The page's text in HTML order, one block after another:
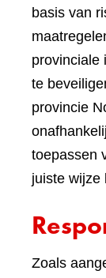
basis van
provinciale
te
provincie
toepassen
juiste wijze
Zoals